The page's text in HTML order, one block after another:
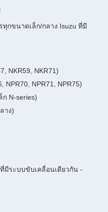
กขนาดเล็ก/กลาง Isuzu ที่มี
NKR59, NKR71)
NPR70, NPR71, NPR75)
ก N-series)
าง)
มีระบบขับเคลื่อนเดียวกัน -